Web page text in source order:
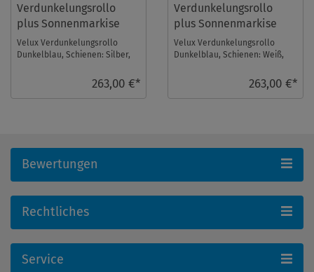
Verdunkelungsrollo
plus Sonnenmarkise
DOP UK08 1100S
Velux Verdunkelungsrollo
Dunkelblau, Schienen: Silber,
263,00 €*
Verdunkelungsrollo
plus Sonnenmarkise
DOP UK08 1100SWL
Velux Verdunkelungsrollo
Dunkelblau, Schienen: Weiß,
Set. Fenstergröße ...263,00 €*
Bewertungen
Rechtliches
Service